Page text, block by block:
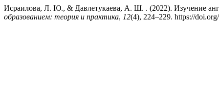
Исраилова, Л. Ю., & Давлетукаева, А. Ш. . (2022). Изучение
образованием: теория и практика, 12(4), 224–229. https://